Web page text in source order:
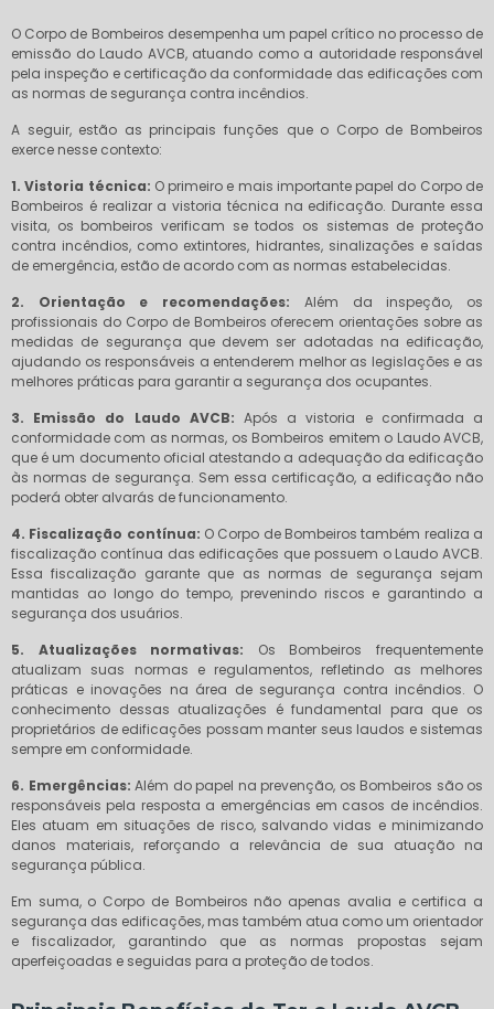
O Corpo de Bombeiros desempenha um papel crítico no processo de
emissão do Laudo AVCB, atuando como a autoridade responsável
pela inspeção e certificação da conformidade das edificações com
as normas de segurança contra incêndios.
A seguir, estão as principais funções que o Corpo de Bombeiros
exerce nesse contexto:
1. Vistoria técnica: O primeiro e mais importante papel do Corpo de
Bombeiros é realizar a vistoria técnica na edificação. Durante essa
visita, os bombeiros verificam se todos os sistemas de proteção
contra incêndios, como extintores, hidrantes, sinalizações e saídas
de emergência, estão de acordo com as normas estabelecidas.
2. Orientação e recomendações: Além da inspeção, os
profissionais do Corpo de Bombeiros oferecem orientações sobre as
medidas de segurança que devem ser adotadas na edificação,
ajudando os responsáveis a entenderem melhor as legislações e as
melhores práticas para garantir a segurança dos ocupantes.
3. Emissão do Laudo AVCB: Após a vistoria e confirmada a
conformidade com as normas, os Bombeiros emitem o Laudo AVCB,
que é um documento oficial atestando a adequação da edificação
às normas de segurança. Sem essa certificação, a edificação não
poderá obter alvarás de funcionamento.
4. Fiscalização contínua: O Corpo de Bombeiros também realiza a
fiscalização contínua das edificações que possuem o Laudo AVCB.
Essa fiscalização garante que as normas de segurança sejam
mantidas ao longo do tempo, prevenindo riscos e garantindo a
segurança dos usuários.
5. Atualizações normativas: Os Bombeiros frequentemente
atualizam suas normas e regulamentos, refletindo as melhores
práticas e inovações na área de segurança contra incêndios. O
conhecimento dessas atualizações é fundamental para que os
proprietários de edificações possam manter seus laudos e sistemas
sempre em conformidade.
6. Emergências: Além do papel na prevenção, os Bombeiros são os
responsáveis pela resposta a emergências em casos de incêndios.
Eles atuam em situações de risco, salvando vidas e minimizando
danos materiais, reforçando a relevância de sua atuação na
segurança pública.
Em suma, o Corpo de Bombeiros não apenas avalia e certifica a
segurança das edificações, mas também atua como um orientador
e fiscalizador, garantindo que as normas propostas sejam
aperfeiçoadas e seguidas para a proteção de todos.